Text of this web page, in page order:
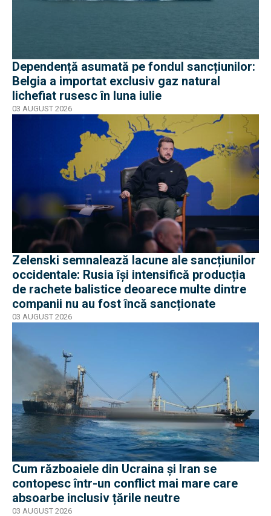
Dependență asumată pe fondul sancțiunilor:
Belgia a importat exclusiv gaz natural
lichefiat rusesc în luna iulie
03 AUGUST 2026
Zelenski semnalează lacune ale sancțiunilor
occidentale: Rusia își intensifică producția
de rachete balistice deoarece multe dintre
companii nu au fost încă sancționate
03 AUGUST 2026
Cum războaiele din Ucraina și Iran se
contopesc într-un conflict mai mare care
absoarbe inclusiv țările neutre
03 AUGUST 2026